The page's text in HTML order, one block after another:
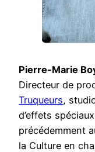
Pierre-Marie
Directeur de
Truqueurs,
d’effets
précédemment
la Culture en